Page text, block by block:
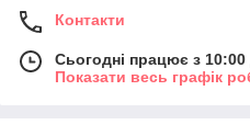
Контакти
Сьогодні працює з
Показати весь графік